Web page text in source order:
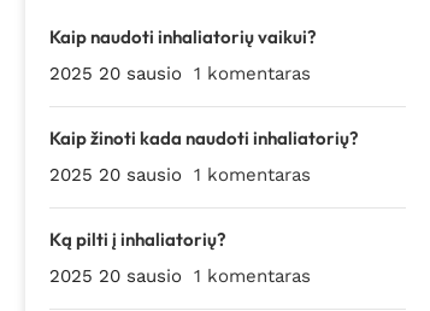
Kaip naudoti inhaliatorių vaikui?
2025 20 sausio 1 komentaras
Kaip žinoti kada naudoti inhaliatorių?
2025 20 sausio 1 komentaras
Ką pilti į inhaliatorių?
2025 20 sausio 1 komentaras